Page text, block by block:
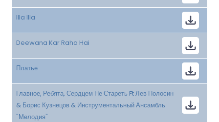
Illa Illa
Deewana Kar Raha Hai
Платье
Главное, Ребята, Сердцем Не Стареть Ft Лев Полосин
& Борис Кузнецов & Инструментальный Ансамбль
"Мелодия"